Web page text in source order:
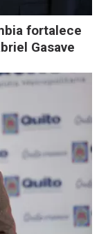
fortalece
Gasave